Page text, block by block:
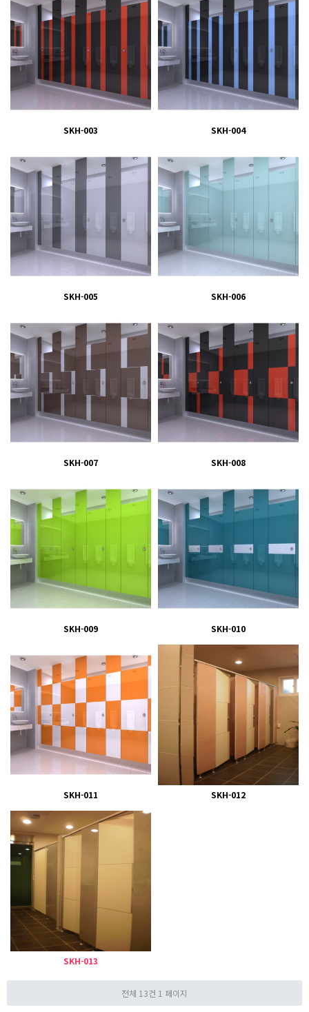
SKH-003 SKH-004
SKH-005 SKH-006
SKH-007 SKH-008
SKH-009 SKH-010
SKH-011 SKH-012
SKH-013
전체 13건 1 페이지